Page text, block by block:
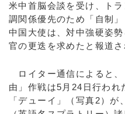
米中首脳会談を受け、ト
調関係優先のため「自制
中国大使は、対中強硬姿
官の更迭を求めたと報道さ
ロイター通信によると、
由」作戦は5月24日行われ
「デューイ」（写真2）